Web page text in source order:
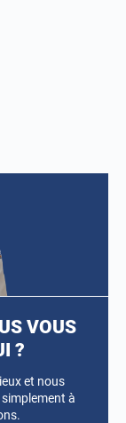
VOUS
?
et nous
à